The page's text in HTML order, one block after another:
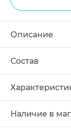
Описание
Состав
Наличие в